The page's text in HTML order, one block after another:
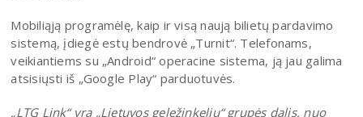
Mobiliąją programėlę, kaip ir visą naują bilietų pardavimo
sistemą, įdiegė estų bendrovė „Turnit“. Telefonams,
veikiantiems su „Android“ operacine sistema, ją jau galima
atsisiųsti iš „Google Play“ parduotuvės.
„LTG Link“ yra „Lietuvos geležinkelių“ grupės dalis, nuo